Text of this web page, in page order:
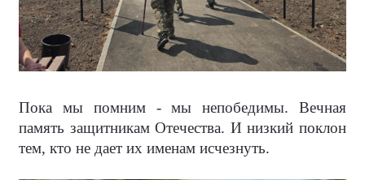
Пока мы помним - мы непобедимы. Вечная
память защитникам Отечества. И низкий поклон
тем, кто не дает их именам исчезнуть.